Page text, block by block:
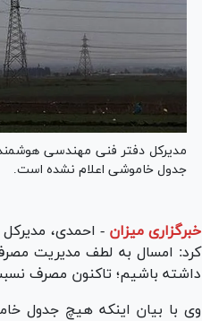
مدیرکل دفتر فنی مهندسی
جدول خاموشی اعلام نشده است.
خبرگزاری میزان - احمدی،
کرد: امسال به لطف مدیریت
داشته باشیم؛ تاکنون مصرف
وی با بیان اینکه هیچ جدول